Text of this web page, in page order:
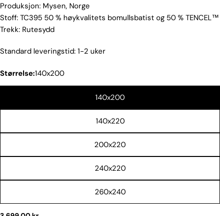
Produksjon: Mysen, Norge
Stoff: TC395 50 % høykvalitets bomullsbatist og 50 % TENCEL™
Trekk: Rutesydd
Standard leveringstid: 1-2 uker
Størrelse:140x200
140x200
140x220
200x220
240x220
260x240
Del dette produktet
Facebook
X
Pinterest
Spør et spørsmål
Navnet
Din
Feltene merket med * er obligatoriske.
SEND SPØRSMÅL